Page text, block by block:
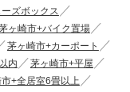
ズボックス
ヶ崎市+バイク置場
茅ヶ崎市+カーポート
内
茅ヶ崎市+平屋
+全居室6畳以上